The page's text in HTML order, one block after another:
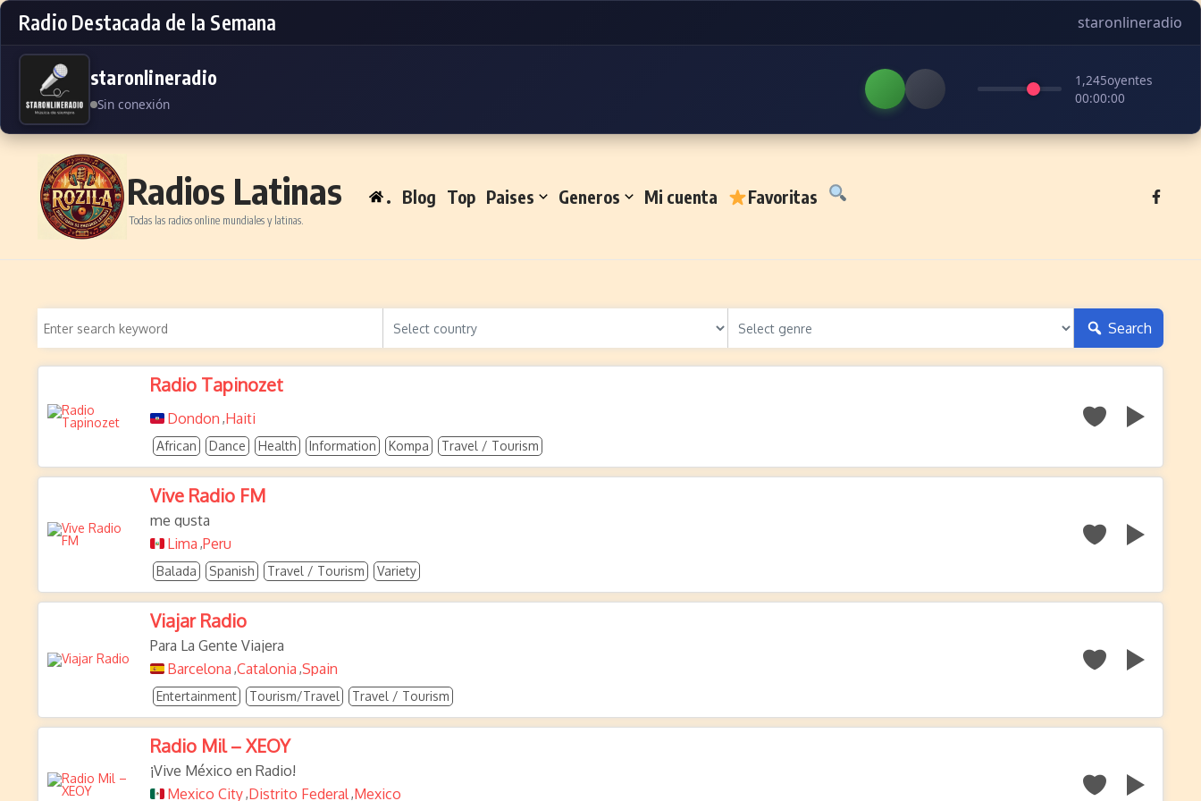
Radio Destacada de la Semana staronlineradio
staronlineradio
Sin conexión
1,245oyentes
00:00:00
Skip to content
Radios Latinas
Todas las radios online mundiales y latinas.
. Blog Top Paises Generos Mi cuenta Favoritas
Search
Radio Tapinozet
Dondon ,Haiti
African Dance Health Information Kompa Travel / Tourism
Vive Radio FM
me gusta
Lima ,Peru
Balada Spanish Travel / Tourism Variety
Viajar Radio
Para La Gente Viajera
Barcelona ,Catalonia ,Spain
Entertainment Tourism/Travel Travel / Tourism
Radio Mil – XEOY
¡Vive México en Radio!
Mexico City,Distrito Federal,Mexico